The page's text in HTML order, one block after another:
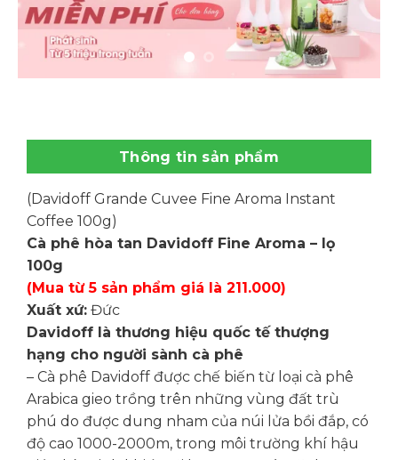
Thông tin sản phẩm
(Davidoff Grande Cuvee Fine Aroma Instant
Coffee 100g)
Cà phê hòa tan Davidoff Fine Aroma – lọ
100g
(Mua từ 5 sản phẩm giá là 211.000)
Xuất xứ:Đức
Davidoff là thương hiệu quốc tế thượng
hạng cho người sành cà phê
– Cà phê Davidoff được chế biến từ loại cà phê
Arabica gieo trồng trên những vùng đất trù
phú do được dung nham của núi lửa bồi đắp, có
độ cao 1000-2000m, trong môi trường khí hậu